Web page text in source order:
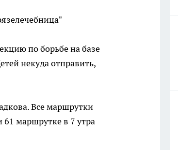
по борьбе на базе
некуда отправить,
Все маршрутки
61 маршрутке в 7 утра